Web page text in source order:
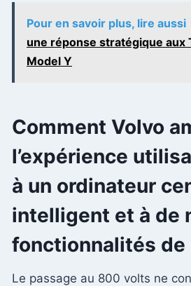
Pour en savoir plus, lire aussi
une réponse stratégique aux
Model Y
Comment Volvo
l’expérience
à un ordinateur
intelligent et à de
fonctionnalités de
Le passage au 800 volts ne